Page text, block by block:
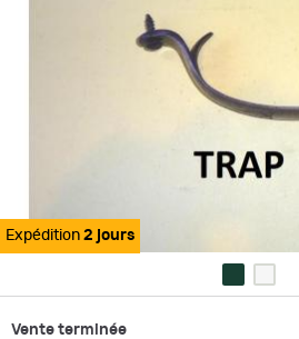
Expédition 2 jours
Vente terminée